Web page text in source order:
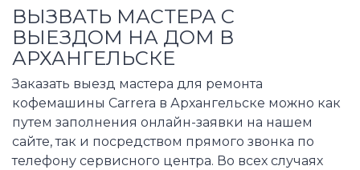
ВЫЗВАТЬ МАСТЕРА С
ВЫЕЗДОМ НА ДОМ В
АРХАНГЕЛЬСКЕ
Заказать выезд мастера для ремонта
кофемашины Carrera в Архангельске можно как
путем заполнения онлайн-заявки на нашем
сайте, так и посредством прямого звонка по
телефону сервисного центра. Во всех случаях